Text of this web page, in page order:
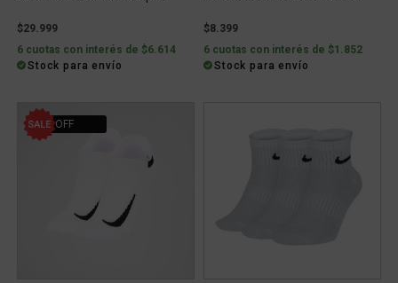
$29.999
6 cuotas con interés de $6.614
Stock para envío
$8.399
6 cuotas con interés de $1.852
Stock para envío
20% OFF